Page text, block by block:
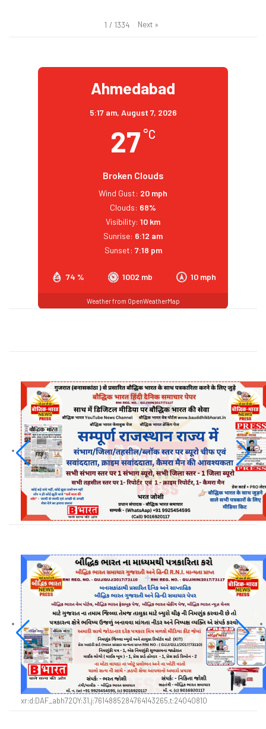
1 / 1334 Next »
Ahmedabad
5:17 am, August 7, 2026
27 °C
Broken Clouds
74 % 1002 mb 10 mph
Wind Gust: 20 mph
Clouds: 68%
Visibility: 10 km
Sunrise: 6:12 am
Sunset: 7:18 pm
Weather from OpenWeatherMap
xr:d:DAF_abh72QY:31,j:7614885284764143265,t:24040810